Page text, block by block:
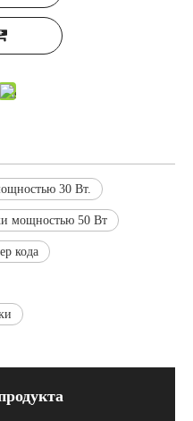
30 Вт.
мощностью 50 Вт
кода